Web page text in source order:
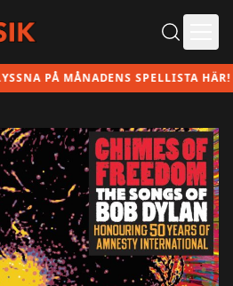
PÅ MÅNADENS SPELLISTA HÄR!